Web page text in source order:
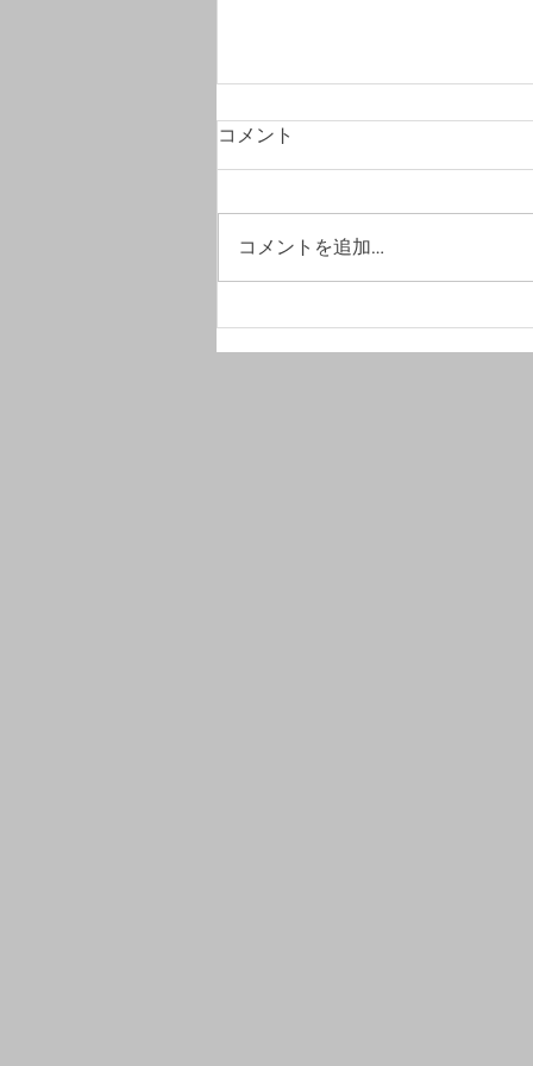
#竣工写真撮影へ。
コメント
コメントを追加…